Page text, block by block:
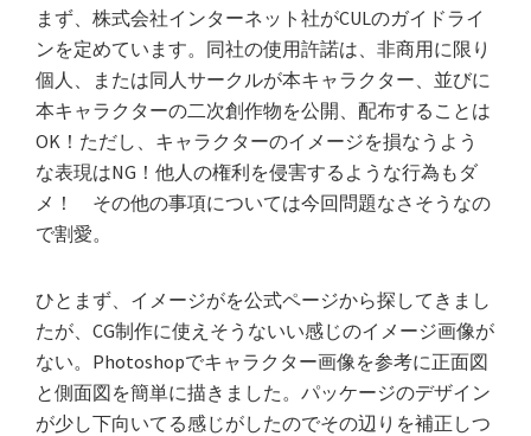
まず、株式会社インターネット社がCULのガイドライ
ンを定めています。同社の使用許諾は、非商用に限り
個人、または同人サークルが本キャラクター、並びに
本キャラクターの二次創作物を公開、配布することは
OK！ただし、キャラクターのイメージを損なうよう
な表現はNG！他人の権利を侵害するような行為もダ
メ！ その他の事項については今回問題なさそうなの
で割愛。
ひとまず、イメージがを公式ページから探してきまし
たが、CG制作に使えそうないい感じのイメージ画像が
ない。Photoshopでキャラクター画像を参考に正面図
と側面図を簡単に描きました。パッケージのデザイン
が少し下向いてる感じがしたのでその辺りを補正しつ